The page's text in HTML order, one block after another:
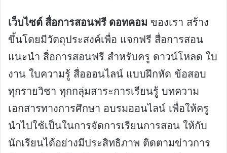
เว็บไซต์ สื่อการสอนฟรี ดอทคอม ของเรา สร้าง
ขึ้นโดยมีวัตถุประสงค์เพื่อ แจกฟรี สื่อการสอน
แนะนำ สื่อการสอนฟรี สำหรับครู ดาวน์โหลด ใบ
งาน ใบความรู้ สื่อออนไลน์ แบบฝึกหัด ข้อสอบ
ทุกรายวิชา ทุกกลุ่มสาระการเรียนรู้ บทความ
เอกสารทางการศึกษา อบรมออนไลน์ เพื่อให้ครู
นำไปใช้เป็นในการจัดการเรียนการสอน ให้กับ
นักเรียนได้อย่างมีประสิทธิภาพ ติดตามข่าวการ